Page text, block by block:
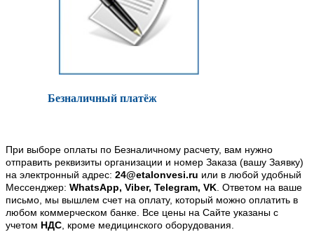
Безналичный платёж
При выборе оплаты по Безналичному расчету, вам нужно
отправить реквизиты организации и номер Заказа (вашу Заявку)
на электронный адрес: 24@etalonvesi.ru или в любой удобный
Мессенджер: WhatsApp, Viber, Telegram, VK. Ответом на ваше
письмо, мы вышлем счет на оплату, который можно оплатить в
любом коммерческом банке. Все цены на Сайте указаны с
учетом НДС, кроме медицинского оборудования.